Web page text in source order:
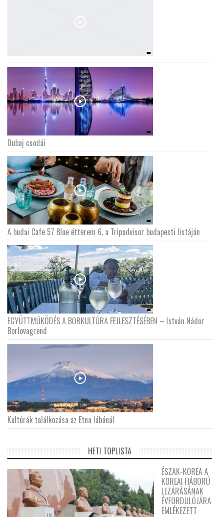
Dubaj csodái
A budai Cafe 57 Blue étterem 6. a Tripadvisor budapesti listáján
EGYÜTTMŰKÖDÉS A BORKULTÚRA FEJLESZTÉSÉBEN – István Nádor
Borlovagrend
Kultúrák találkozása az Etna lábánál
HETI TOPLISTA
ÉSZAK-KOREA A
KOREAI HÁBORÚ
LEZÁRÁSÁNAK
ÉVFORDULÓJÁRA
EMLÉKEZETT